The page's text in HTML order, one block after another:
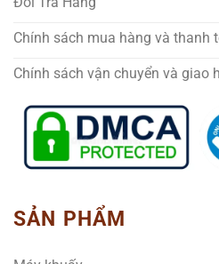
Chính sách mua hàng và thanh
Chính sách vận chuyển và giao
SẢN PHẨM